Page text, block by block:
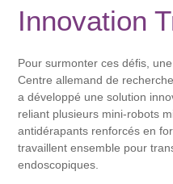
Innovation
Pour surmonter ces défis,
Centre allemand de
a développé une solution
reliant plusieurs mini-robots
antidérapants renforcés en
travaillent ensemble pour
endoscopiques.